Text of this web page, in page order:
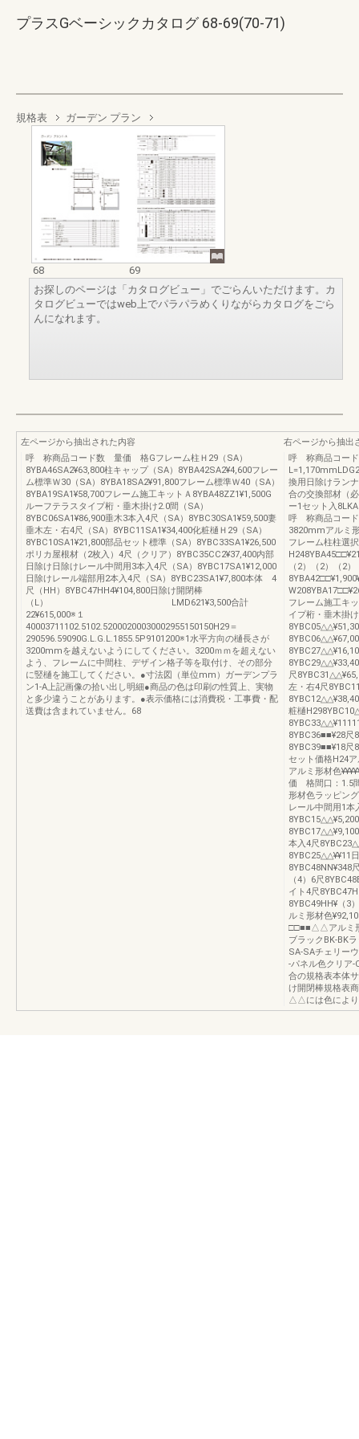
プラスGベーシックカタログ 68-69(70-71)
規格表 ガーデン プラン
68
69
お探しのページは「カタログビュー」でごらんいただけます。カ
タログビューではweb上でパラパラめくりながらカタログをごら
んになれます。
左ページから抽出された内容
呼 称商品コード数 量価 格Gフレーム柱Ｈ29（SA）
8YBA46SA2¥63,800柱キャップ（SA）8YBA42SA2¥4,600フレー
ム標準Ｗ30（SA）8YBA18SA2¥91,800フレーム標準Ｗ40（SA）
8YBA19SA1¥58,700フレーム施工キットＡ8YBA48ZZ1¥1,500G
ルーフテラスタイプ桁・垂木掛け2.0間（SA）
8YBC06SA1¥86,900垂木3本入4尺（SA）8YBC30SA1¥59,500妻
垂木左・右4尺（SA）8YBC11SA1¥34,400化粧樋Ｈ29（SA）
8YBC10SA1¥21,800部品セット標準（SA）8YBC33SA1¥26,500
ポリカ屋根材（2枚入）4尺（クリア）8YBC35CC2¥37,400内部
日除け日除けレール中間用3本入4尺（SA）8YBC17SA1¥12,000
日除けレール端部用2本入4尺（SA）8YBC23SA1¥7,800本体 4
尺（HH）8YBC47HH4¥104,800日除け開閉棒
（L） LMD621¥3,500合計
22¥615,000※１
40003711102.5102.52000200030002955150150H29＝
290596.59090G.L.G.L.1855.5P9101200※1水平方向の樋長さが
3200mmを越えないようにしてください。3200ｍｍを超えない
よう、フレームに中間柱、デザイン格子等を取付け、その部分
に竪樋を施工してください。●寸法図（単位mm）ガーデンプラ
ン1-A上記画像の拾い出し明細●商品の色は印刷の性質上、実物
と多少違うことがあります。●表示価格には消費税・工事費・配
送費は含まれていません。68
右ページから抽出
呼 称商品コー
換用日除けラン
合の交換部材（
ー1セット入
呼 称商品コー
3820mmアルミ
フレーム柱柱選択
（2）（2）（2
フレーム施工キ
イプ桁・垂木掛
尺
左・右4尺
粧樋
8YBC36■■¥28尺
8YBC39■■¥18尺
セット価格H24ア
アルミ形材色
価 格間口：1.5
形材色ラッピン
レール中間用1本
本入4尺
8YBC25△△¥¥11
8YBC48NN¥348
（4）6尺
イト4尺
8YBC49HH¥（3
ルミ形材色
□□■■△△アルミ
ブラックBK-BK
SA-SAチェリー
-パネル色クリア-
合の規格表本体
け開閉棒規格表
△△には色により